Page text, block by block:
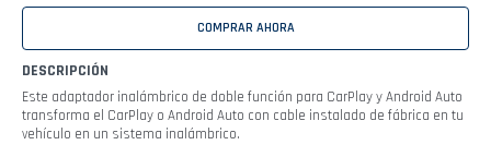
COMPRAR AHORA
DESCRIPCIÓN
Este adaptador inalámbrico de doble función para CarPlay y Android Auto
transforma el CarPlay o Android Auto con cable instalado de fábrica en tu
vehículo en un sistema inalámbrico.